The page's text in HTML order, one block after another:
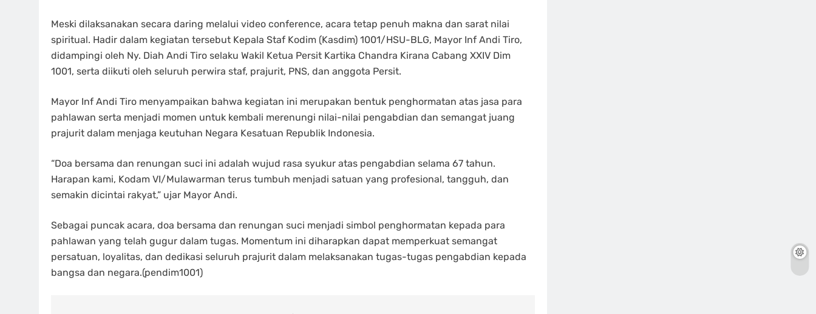
Meski dilaksanakan secara daring melalui video conference, acara tetap penuh makna dan sarat nilai
spiritual. Hadir dalam kegiatan tersebut Kepala Staf Kodim (Kasdim) 1001/HSU-BLG, Mayor Inf Andi Tiro,
didampingi oleh Ny. Diah Andi Tiro selaku Wakil Ketua Persit Kartika Chandra Kirana Cabang XXIV Dim
1001, serta diikuti oleh seluruh perwira staf, prajurit, PNS, dan anggota Persit.
Mayor Inf Andi Tiro menyampaikan bahwa kegiatan ini merupakan bentuk penghormatan atas jasa para
pahlawan serta menjadi momen untuk kembali merenungi nilai-nilai pengabdian dan semangat juang
prajurit dalam menjaga keutuhan Negara Kesatuan Republik Indonesia.
“Doa bersama dan renungan suci ini adalah wujud rasa syukur atas pengabdian selama 67 tahun.
Harapan kami, Kodam VI/Mulawarman terus tumbuh menjadi satuan yang profesional, tangguh, dan
semakin dicintai rakyat,” ujar Mayor Andi.
Sebagai puncak acara, doa bersama dan renungan suci menjadi simbol penghormatan kepada para
pahlawan yang telah gugur dalam tugas. Momentum ini diharapkan dapat memperkuat semangat
persatuan, loyalitas, dan dedikasi seluruh prajurit dalam melaksanakan tugas-tugas pengabdian kepada
bangsa dan negara.(pendim1001)